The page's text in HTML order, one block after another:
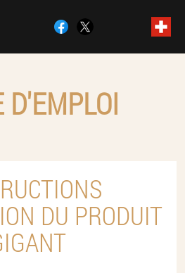
D'EMPLOI
DU PRODUIT